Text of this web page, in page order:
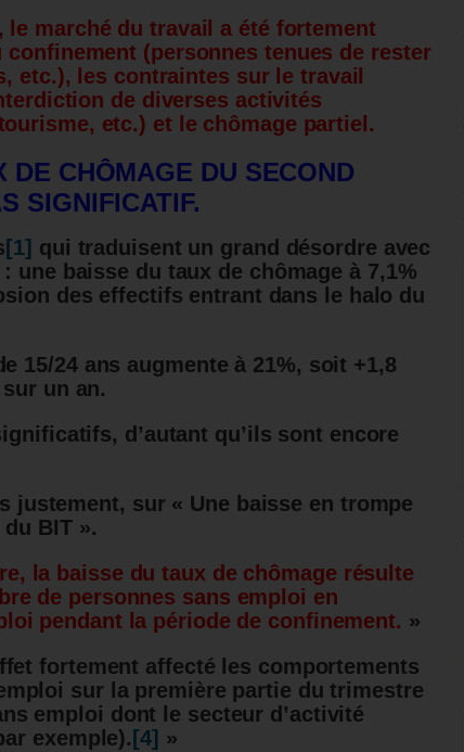
le marché du travail a été fortement
confinement (personnes tenues de rester
etc.), les contraintes sur le travail
de diverses activités
etc.) et le chômage partiel.
DE CHÔMAGE DU SECOND
SIGNIFICATIF.
[1] qui traduisent un grand désordre avec
une baisse du taux de chômage à 7,1%
des effectifs entrant dans le halo du
15/24 ans augmente à 21%, soit +1,8
un an.
d’autant qu’ils sont encore
justement, sur « Une baisse en trompe
BIT ».
la baisse du taux de chômage résulte
de personnes sans emploi en
pendant la période de confinement. »
fortement affecté les comportements
sur la première partie du trimestre
emploi dont le secteur d’activité
exemple). [4] »